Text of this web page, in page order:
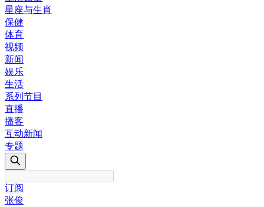
星座与生肖
保健
体育
视频
新闻
娱乐
生活
系列节目
直播
播客
互动新闻
专题
订阅
张俊